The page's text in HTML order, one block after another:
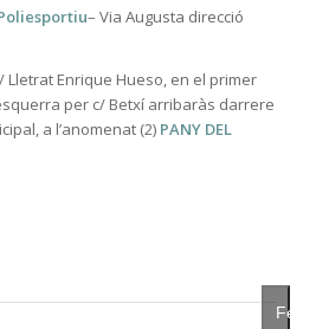
– Via Augusta direcció
Lletrat Enrique Hueso, en el primer
per c/ Betxí arribaràs darrere
a l’anomenat (2) PANY DEL
Feu